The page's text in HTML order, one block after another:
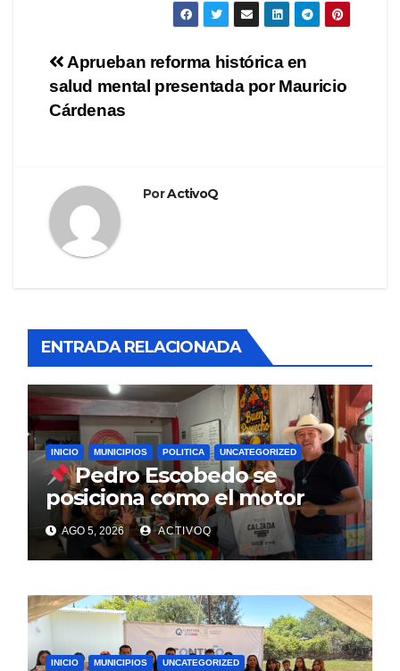
Navegación
de
Aprueban reforma histórica en
salud mental presentada por Mauricio
Cárdenas
PorActivoQ
ENTRADA RELACIONADA
INICIO MUNICIPIOS POLITICA UNCATEGORIZED
Pedro Escobedo se
posiciona como el motor
estratégico para la
reconstrucción del PRI: Mario
Calzada
AGO 5, 2026 ACTIVOQ
INICIO MUNICIPIOS UNCATEGORIZED